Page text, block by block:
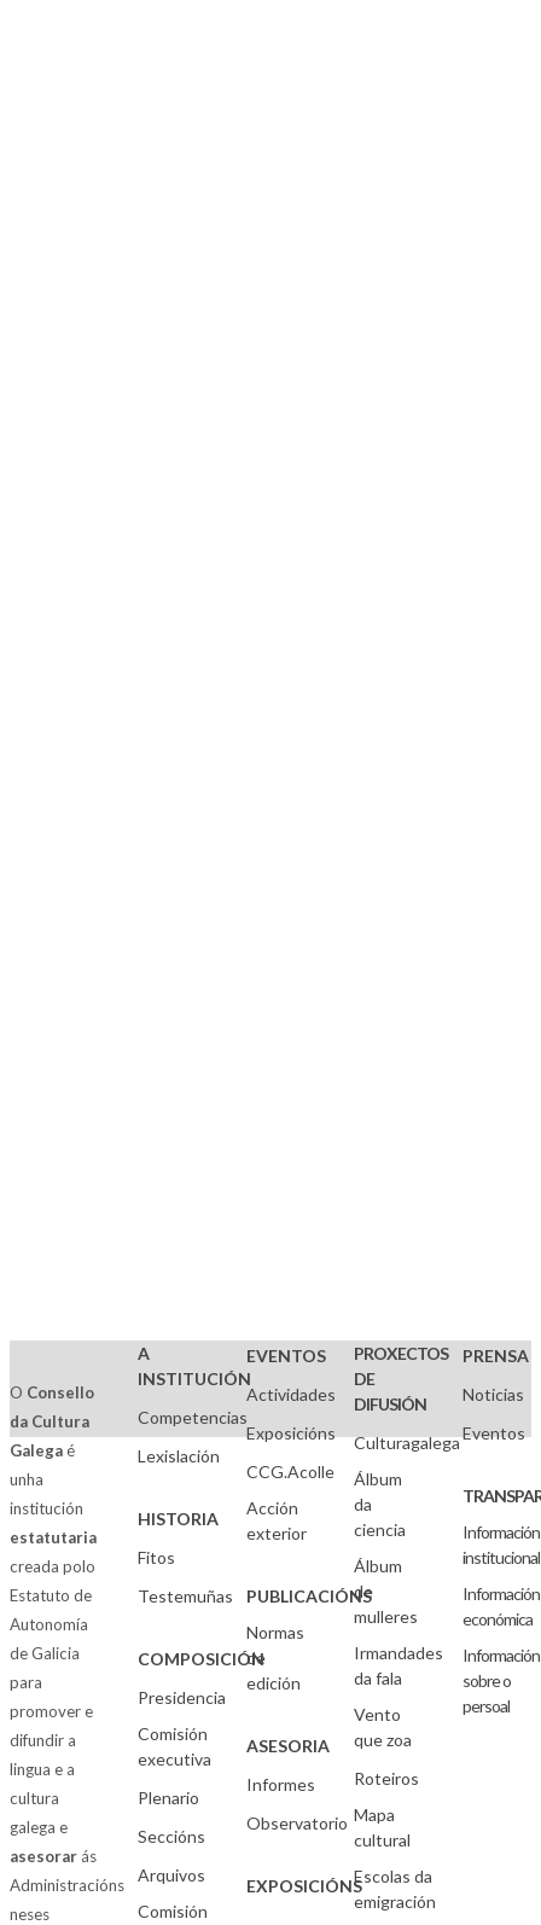
O Consello
da Cultura
Galegaé
unha
institución
estatutaria
creada polo
Estatuto de
Autonomía
de Galicia
para
promover e
difundir a
lingua e a
cultura
galega e
asesorarás
Administracións
neses
A
INSTITUCIÓN
Competencias
Lexislación
HISTORIA
Fitos
Testemuñas
COMPOSICIÓN
Presidencia
Comisión
executiva
Plenario
Seccións
Arquivos
Comisión
EVENTOS
Actividades
Exposicións
CCG.Acolle
Acción
exterior
PUBLICACIÓNS
Normas
de
edición
ASESORIA
Informes
Observatorio
EXPOSICIÓNS
PROXECTOS
DE
DIFUSIÓN
Culturagalega
Álbum
da
ciencia
Álbum
de
mulleres
Irmandades
da fala
Vento
que zoa
Roteiros
Mapa
cultural
Escolas da
emigración
PRENSA
Noticias
Eventos
Información
institucional
Información
económica
Información
sobre o
persoal